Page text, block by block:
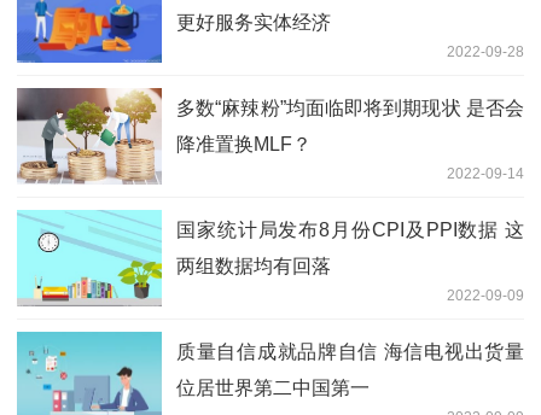
更好服务实体经济
2022-09-28
多数“麻辣粉”均面临即将到期现状 是否会
降准置换MLF？
2022-09-14
国家统计局发布8月份CPI及PPI数据 这
两组数据均有回落
2022-09-09
质量自信成就品牌自信 海信电视出货量
位居世界第二中国第一